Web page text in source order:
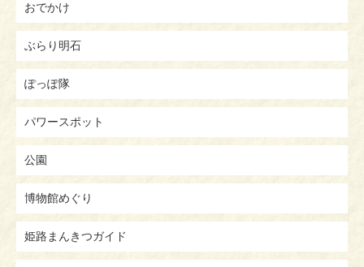
おでかけ
ぶらり明石
ぽっぽ隊
パワースポット
公園
博物館めぐり
姫路まんきつガイド